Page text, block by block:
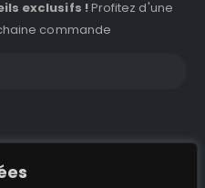
exclusifs !Profitez d'une
commande